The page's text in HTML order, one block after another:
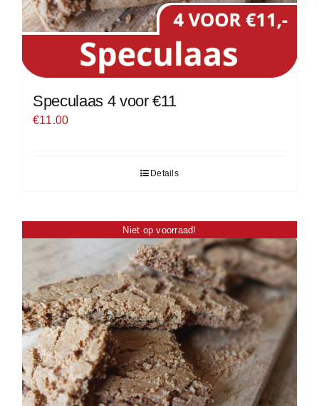
Speculaas 4 voor €11
€11.00
Details
Niet op voorraad!